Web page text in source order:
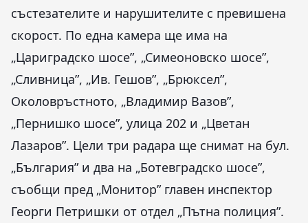
състезателите и нарушителите с превишена
скорост. По една камера ще има на
„Цариградско шосе”, „Симеоновско шосе”,
„Сливница”, „Ив. Гешов”, „Брюксел”,
Околовръстното, „Владимир Вазов”,
„Пернишко шосе”, улица 202 и „Цветан
Лазаров”. Цели три радара ще снимат на бул.
„България” и два на „Ботевградско шосе”,
съобщи пред „Монитор” главен инспектор
Георги Петришки от отдел „Пътна полиция”.